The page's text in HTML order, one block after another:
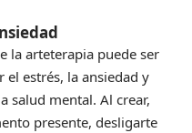
la arteterapia puede ser
estrés, la ansiedad y
salud mental. Al crear,
presente, desligarte